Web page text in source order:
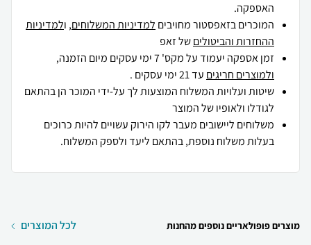
האספקה.
המוכרים בזאפסטור מחויבים למדיניות המשלוחים, ולמדיניות
ההחזרות והביטוליםשל זאפ
זמן אספקה יעמוד על מקס' 7 ימי עסקים מיום הזמנה,
ולמוצרים חריגים עד 21 ימי עסקים .
שיטות ועלויות המשלוח המוצעות לך על-ידי המוכר הן בהתאם
לגודלו ולאופיו של המוצר
משלוחים ליישובים מעבר לקו הירוק עשויים להיות כרוכים
בעלות משלוח נוספת, בהתאם ליעד ולספק המשלוח.
מוצרים פופולאריים נוספים מהחנות לכל המוצרים